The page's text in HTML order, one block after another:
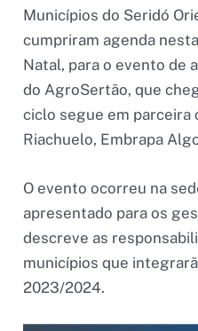
Municípios do Seridó
cumpriram agenda
Natal, para o evento de
do AgroSertão, que
ciclo segue em parceira
Riachuelo, Embrapa
O evento ocorreu na
apresentado para os
descreve as
municípios que
2023/2024.